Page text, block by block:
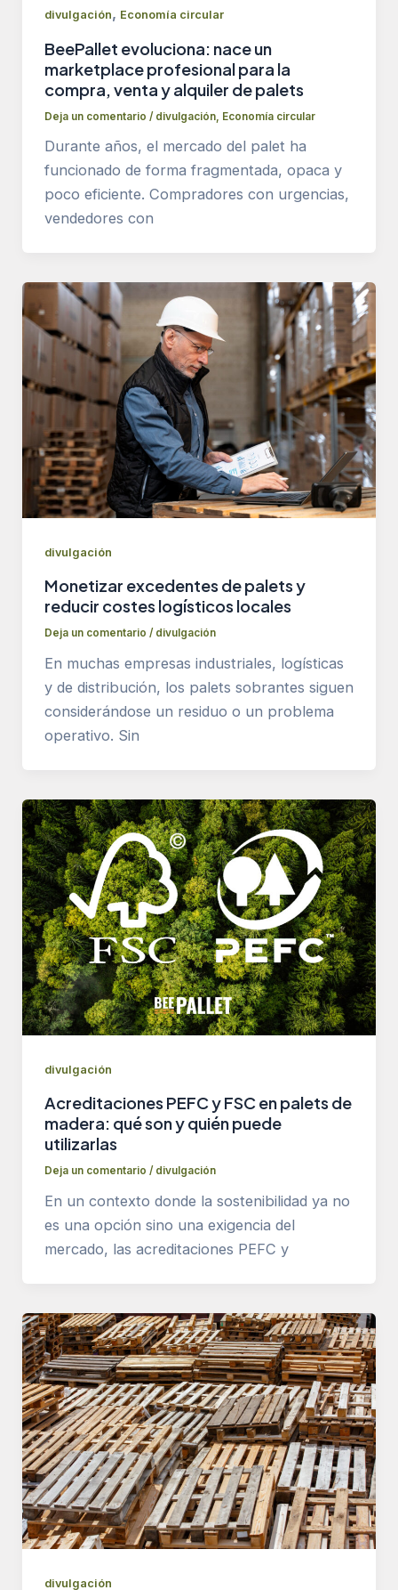
divulgación, Economía circular
BeePallet evoluciona: nace un
marketplace profesional para la
compra, venta y alquiler de palets
Deja un comentario / divulgación, Economía circular
Durante años, el mercado del palet ha
funcionado de forma fragmentada, opaca y
poco eficiente. Compradores con urgencias,
vendedores con
divulgación
Monetizar excedentes de palets y
reducir costes logísticos locales
Deja un comentario / divulgación
En muchas empresas industriales, logísticas
y de distribución, los palets sobrantes siguen
considerándose un residuo o un problema
operativo. Sin
divulgación
Acreditaciones PEFC y FSC en palets de
madera: qué son y quién puede
utilizarlas
Deja un comentario / divulgación
En un contexto donde la sostenibilidad ya no
es una opción sino una exigencia del
mercado, las acreditaciones PEFC y
divulgación